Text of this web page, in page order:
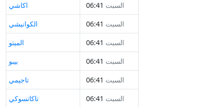
اكاشي
السبت 06:41
الكوانيشي
السبت 06:41
الميتو
السبت 06:41
بيبو
السبت 06:41
تاجيمي
السبت 06:41
تاكاتسوكي
السبت 06:41